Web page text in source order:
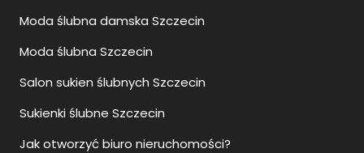
Moda ślubna damska Szczecin
Moda ślubna Szczecin
Salon sukien ślubnych Szczecin
Sukienki ślubne Szczecin
Jak otworzyć biuro nieruchomości?